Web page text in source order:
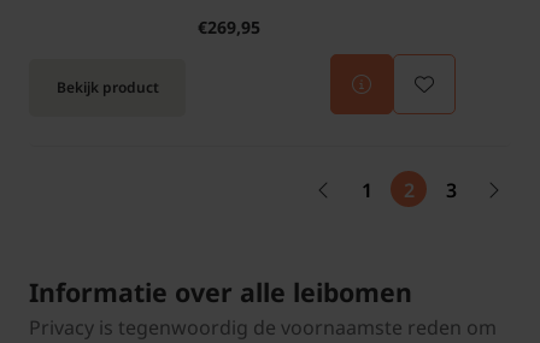
Bekijk product
€269,95
1 2 3
Informatie over alle leibomen
Privacy is tegenwoordig de voornaamste reden om